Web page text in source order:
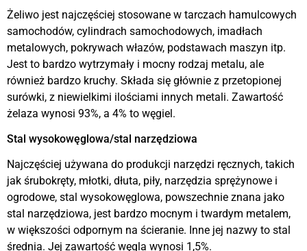
Żeliwo jest najczęściej stosowane w tarczach hamulcowych
samochodów, cylindrach samochodowych, imadłach
metalowych, pokrywach włazów, podstawach maszyn itp.
Jest to bardzo wytrzymały i mocny rodzaj metalu, ale
również bardzo kruchy. Składa się głównie z przetopionej
surówki, z niewielkimi ilościami innych metali. Zawartość
żelaza wynosi 93%, a 4% to węgiel.
Stal wysokowęglowa/stal narzędziowa
Najczęściej używana do produkcji narzędzi ręcznych, takich
jak śrubokręty, młotki, dłuta, piły, narzędzia sprężynowe i
ogrodowe, stal wysokowęglowa, powszechnie znana jako
stal narzędziowa, jest bardzo mocnym i twardym metalem,
w większości odpornym na ścieranie. Inne jej nazwy to stal
średnia. Jej zawartość węgla wynosi 1,5%.